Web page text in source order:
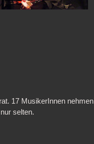
17 MusikerInnen nehmen
selten.